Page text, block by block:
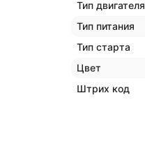
Тип двигателя
Тип питания
Тип старта
Цвет
Штрих код